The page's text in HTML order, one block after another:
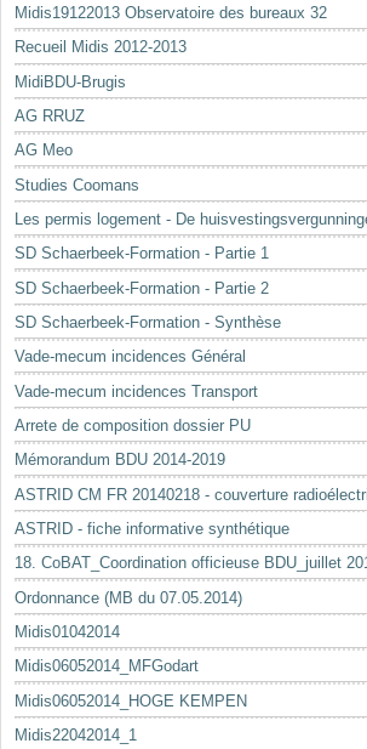
Midis19122013 Observatoire des bureaux 32
Recueil Midis 2012-2013
MidiBDU-Brugis
AG RRUZ
AG Meo
Studies Coomans
Les permis logement - De
SD Schaerbeek-Formation - Partie 1
SD Schaerbeek-Formation - Partie 2
SD Schaerbeek-Formation - Synthèse
Vade-mecum incidences Général
Vade-mecum incidences Transport
Arrete de composition dossier PU
Mémorandum BDU 2014-2019
ASTRID CM FR 20140218 - couverture
ASTRID - fiche informative synthétique
18. CoBAT_Coordination officieuse BDU_juillet
Ordonnance (MB du 07.05.2014)
Midis01042014
Midis06052014_MFGodart
Midis06052014_HOGE KEMPEN
Midis22042014_1